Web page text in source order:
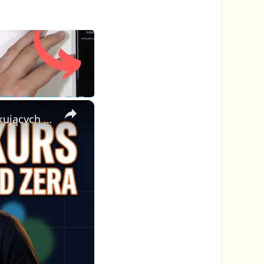
×
🎓 Jak Stworzyć Kurs Online od Zera — Pełny Tutorial dla Początkujących (Rejestracji do Publikacji)